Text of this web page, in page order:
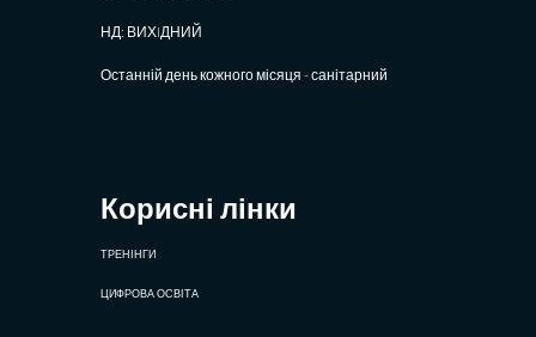
НД: ВИХIДНИЙ
Останній день кожного місяця - санітарний
Корисні лінки
ТРЕНІНГИ
ЦИФРОВА ОСВІТА